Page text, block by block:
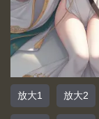
放大1 放大2